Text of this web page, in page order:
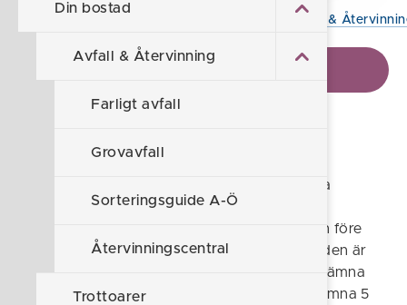
Din bostad
Avfall & Återvinning
Farligt avfall
Grovavfall
Sorteringsguide A-Ö
Återvinningscentral
Trottoarer
Avfall &
Grovavfall
Om du vill ha grovsopor hämtade under dina
hämtningsveckor, använd formuläret
nedan. Beställning ska göras senast fredagen före
den vecka som hämtningen ska ske. Kostnaden är
495 kr per hämtningstillfälle och man får då lämna
upp till 3 kolli. Det finns även möjlighet att lämna 5